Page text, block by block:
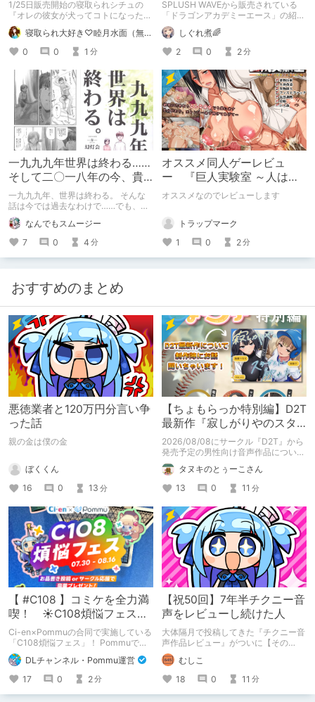
れて返品されたEX-】
1/25日販売開始の寝取られシチュの
『オレの彼女が犬ってコトになった-
人体改造されて返品されたEX-』は最
高にエッチだから買おうな
寝取られ大好き♡睦月水面（無様や洗脳シチュも好きだよっ！）
0
0 1 分
SPLUSH WAVEから販売されている
「ドラゴンアカデミーエース」の紹介
です。 最後にしぐれ煮からお得情報
が！！？ 最後までお見逃しなく🌟
しぐれ煮🌈
2
0 2分
一九九九年世界は終わる……
そして二〇一八年の今、貴
方は何を思う？
一九九九年、世界は終わる。 そんな
話は今では過去なわけで……でも、其
の頃の足跡はしっかり残っている。
さぁ、今の私は成長しているのだろう
か。
なんでもスムージー
7
0 4 分
オススメ同人ゲーレビュ
ー 『巨人実験室 ～人は巨
人の子を孕むか!?～』
オススメなのでレビューします
トラップマーク
1
0 2分
おすすめのまとめ
悪徳業者と120万円分言い争
った話
親の金は僕の金
ぼくくん
16
0 13 分
【ちょもらっか特別編】D2T
最新作『寂しがりやのスタ
ーダストと触れあって』制
作陣にインタビュー！🎤
2026/08/08にサークル『D2T』から
発売予定の男性向け音声作品について
逆神ラニさんと不束こけしさんにお話
聞いちゃいました！夏コミに関する告
知もあります！
タヌキのとぅーこさん
13
0 11 分
【 #C108 】コミケを全力満
喫！ ☀C108煩悩フェス☀
Pommu版のご案内
Ci-en×Pommuの合同で実施している
「C108煩悩フェス」！ Pommuでの
参加方法について、改めてこちらでも
ご案内いたします！
DLチャンネル・Pommu運営
17
0 2分
【祝50回】7年半チクニー音
声をレビューし続けた人
大体隔月で投稿してきた『チクニー音
声作品レビュー』がついに【その
50】を迎えました！ 約7年半チクニー
し続け、おシコり報告をしてきただけ
ですけど記念は記念。 皆様への感謝
を伝えたり、これまでの投稿を振り返
ります。
むしこ
18
0 11 分